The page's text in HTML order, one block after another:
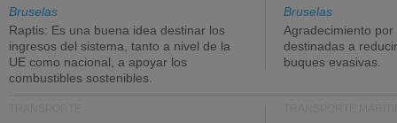
Bruselas
Raptis: Es una buena idea destinar los
ingresos del sistema, tanto a nivel de la
UE como nacional, a apoyar los
combustibles sostenibles.
Bruselas
Agradecimiento
destinadas a
buques evasivas.